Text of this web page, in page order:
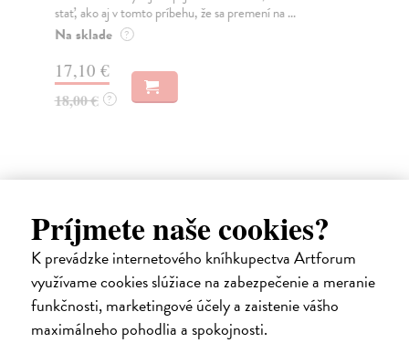
Príjmete naše cookies?
K prevádzke internetového kníhkupectva Artforum
využívame cookies slúžiace na zabezpečenie a meranie
funkčnosti, marketingové účely a zaistenie vášho
maximálneho pohodlia a spokojnosti.
stať, ako aj v tomto príbehu, že sa premení na ...
Na sklade ?
17,10 €
18,00 € ?
Ďalšie z kategórie detektívky /
mystery